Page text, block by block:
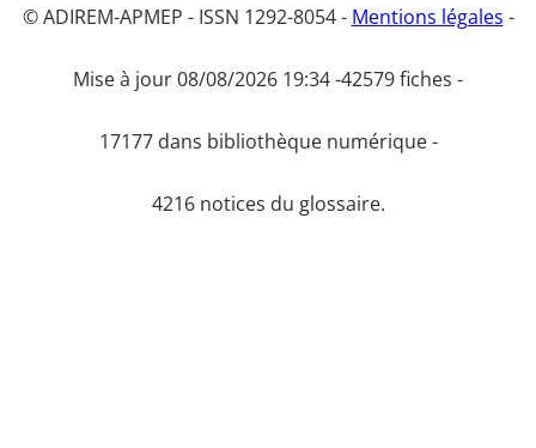
© ADIREM-APMEP - ISSN 1292-8054 - Mentions légales -
Mise à jour 08/08/2026 19:34 -42579 fiches -
17177 dans bibliothèque numérique -
4216 notices du glossaire.